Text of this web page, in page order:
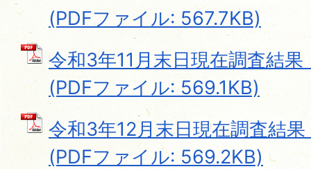
(PDFファイル: 567.7KB)
令和3年11月末日現在調査結
(PDFファイル: 569.1KB)
令和3年12月末日現在調査結
(PDFファイル: 569.2KB)